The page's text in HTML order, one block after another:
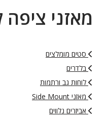
מאזני ציפה
סטים מומלצים
בלדרים
לוחות גב ורתמות
מאזני Side Mount
אביזרים נלווים